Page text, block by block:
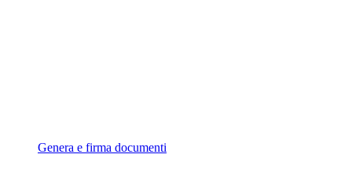
Genera e firma documenti